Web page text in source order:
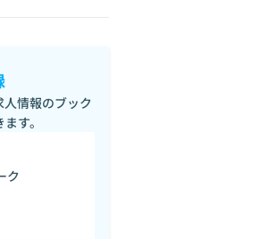
情報のブック
す。
ク